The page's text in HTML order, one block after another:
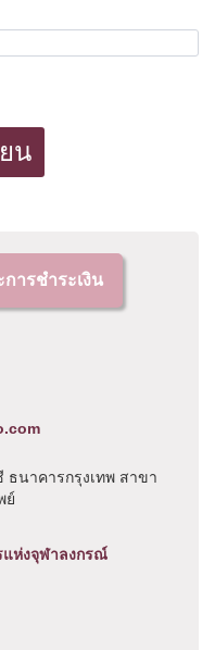
น
ารชำระเงิน
ธนาคารกรุงเทพ สาขา
ย์
แห่งจุฬาลงกรณ์